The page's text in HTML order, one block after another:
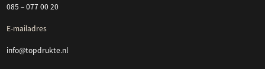
085 – 077 00 20
E-mailadres
info@topdrukte.nl